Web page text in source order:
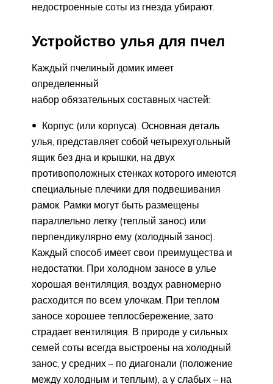
недостроенные соты из гнезда убирают.
Устройство улья для пчел
Каждый пчелиный домик имеет
определенный
набор обязательных составных частей:
Корпус (или корпуса). Основная деталь
улья, представляет собой четырехугольный
ящик без дна и крышки, на двух
противоположных стенках которого имеются
специальные плечики для подвешивания
рамок. Рамки могут быть размещены
параллельно летку (теплый занос) или
перпендикулярно ему (холодный занос).
Каждый способ имеет свои преимущества и
недостатки. При холодном заносе в улье
хорошая вентиляция, воздух равномерно
расходится по всем улочкам. При теплом
заносе хорошее теплосбережение, зато
страдает вентиляция. В природе у сильных
семей соты всегда выстроены на холодный
занос, у средних – по диагонали (положение
между холодным и теплым), а у слабых – на